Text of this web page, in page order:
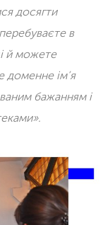
досягти
в
й можете
доменне ім’я
бажанням і